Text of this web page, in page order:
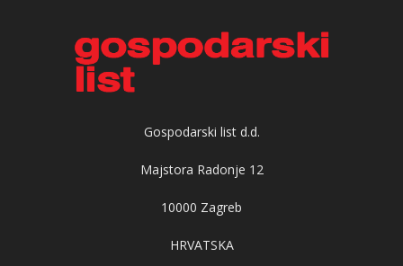
Gospodarski list d.d.
Majstora Radonje 12
10000 Zagreb
HRVATSKA